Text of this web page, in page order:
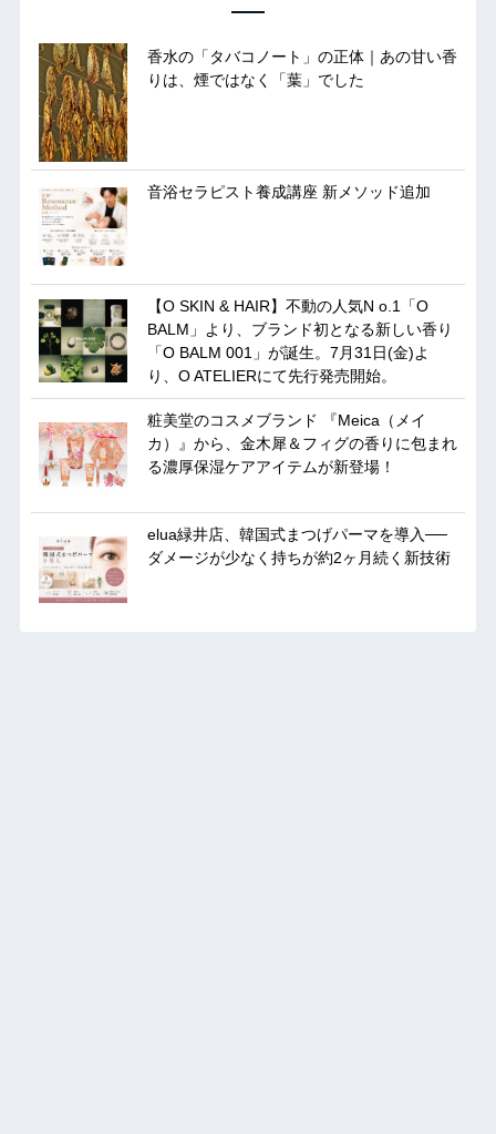
香水の「タバコノート」の正体｜あの甘い香
りは、煙ではなく「葉」でした
音浴セラピスト養成講座 新メソッド追加
【O SKIN & HAIR】不動の人気N o.1「O
BALM」より、ブランド初となる新しい香り
「O BALM 001」が誕生。7月31日(金)よ
り、O ATELIERにて先行発売開始。
粧美堂のコスメブランド 『Meica（メイ
カ）』から、金木犀＆フィグの香りに包まれ
る濃厚保湿ケアアイテムが新登場！
elua緑井店、韓国式まつげパーマを導入──
ダメージが少なく持ちが約2ヶ月続く新技術